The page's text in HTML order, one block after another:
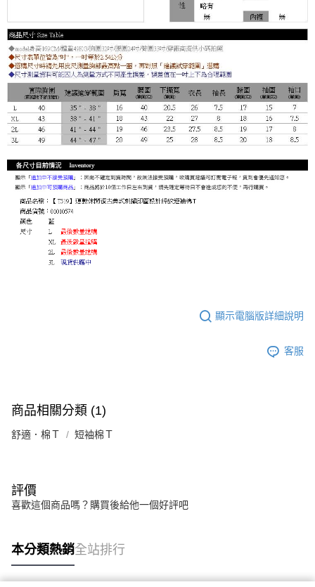
顯示電腦版詳細說明
客服
商品相關分類 (1)
舒適．棉Ｔ 短袖棉Ｔ
評價
喜歡這個商品嗎？購買後給他一個好評吧
本分類熱銷全站排行